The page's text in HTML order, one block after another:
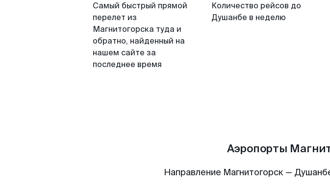
Самый быстрый прямой
перелет из
Магнитогорска туда и
обратно, найденный на
нашем сайте за
последнее время
Количество рейсов до
Душанбе в неделю
Аэропорты
Направление Магнитогорск —